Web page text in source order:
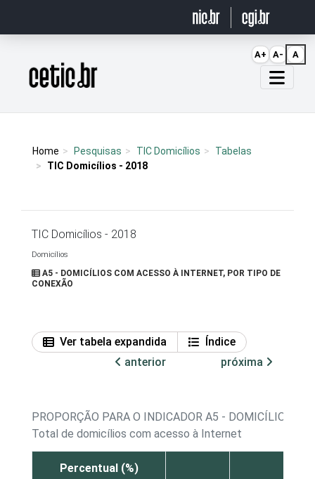
Página inicial
Home Pesquisas TIC Domicílios
Tabelas
TIC Domicílios - 2018
TIC Domicílios - 2018
Domicílios
A5 - DOMICÍLIOS COM ACESSO À INTERNET, POR TIPO DE
CONEXÃO
Ver tabela expandida
Índice
anterior
próxima
PROPORÇÃO PARA O INDICADOR A5 - DOMICÍLIOS
Total de domicílios com acesso à Internet
Percentual (%)
A+ A- A